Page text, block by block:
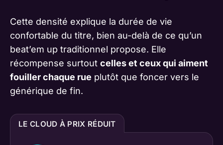
Cette densité explique la durée de vie
confortable du titre, bien au-delà de ce qu’un
beat’em up traditionnel propose. Elle
récompense surtout celles et ceux qui aiment
fouiller chaque rue plutôt que foncer vers le
générique de fin.
LE CLOUD À PRIX RÉDUIT